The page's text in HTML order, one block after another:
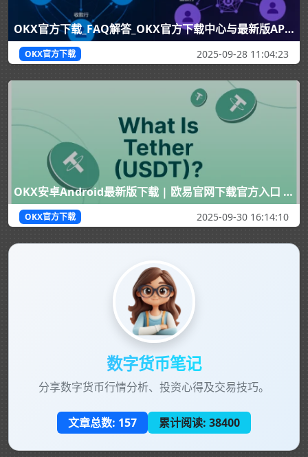
OKX官方下载_FAQ解答_OKX官方下载中心与最新版APP安全教程
OKX官方下载 2025-09-28 11:04:23
OKX安卓Android最新版下载 | 欧易官网下载官方入口 | OKX App
OKX官方下载 2025-09-30 16:14:10
数字货币笔记
分享数字货币行情分析、投资心得及交易技巧。
文章总数: 157 累计阅读: 38400